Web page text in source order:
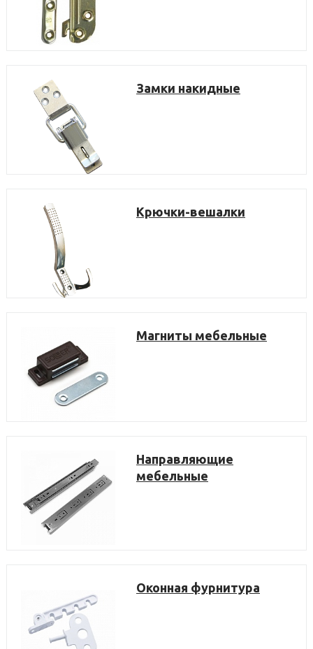
Замки накидные
Крючки-вешалки
Магниты мебельные
Направляющие
мебельные
Оконная фурнитура